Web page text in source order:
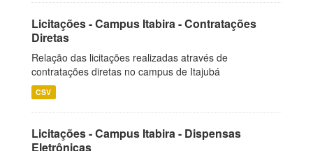
Licitações - Campus Itabira - Contratações
Diretas
Relação das licitações realizadas através de
contratações diretas no campus de Itajubá
CSV
Licitações - Campus Itabira - Dispensas
Eletrônicas